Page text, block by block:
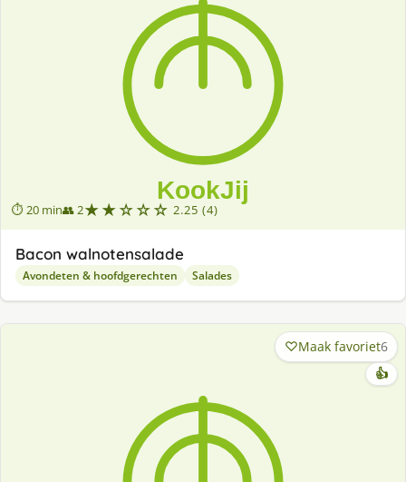
⏱ 20 min👥 2★★☆☆☆ 2.25 (4)
Bacon walnotensalade
Avondeten & hoofdgerechten Salades
Maak favoriet6
👍